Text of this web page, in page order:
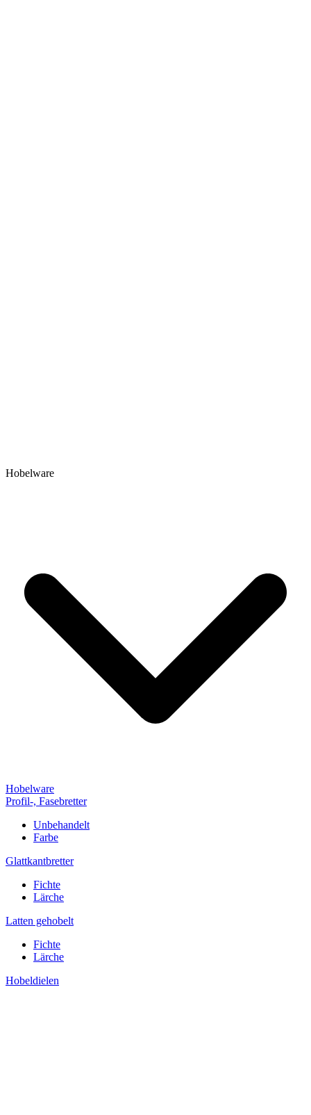
Hobelware
Hobelware
Profil-, Fasebretter
Unbehandelt
Farbe
Glattkantbretter
Fichte
Lärche
Latten gehobelt
Fichte
Lärche
Hobeldielen